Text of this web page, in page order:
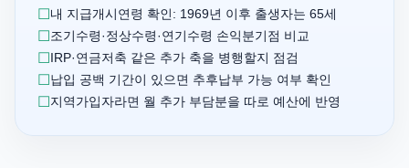
내 지급개시연령 확인: 1969년 이후 출생자는 65세
조기수령·정상수령·연기수령 손익분기점 비교
IRP·연금저축 같은 추가 축을 병행할지 점검
납입 공백 기간이 있으면 추후납부 가능 여부 확인
지역가입자라면 월 추가 부담분을 따로 예산에 반영